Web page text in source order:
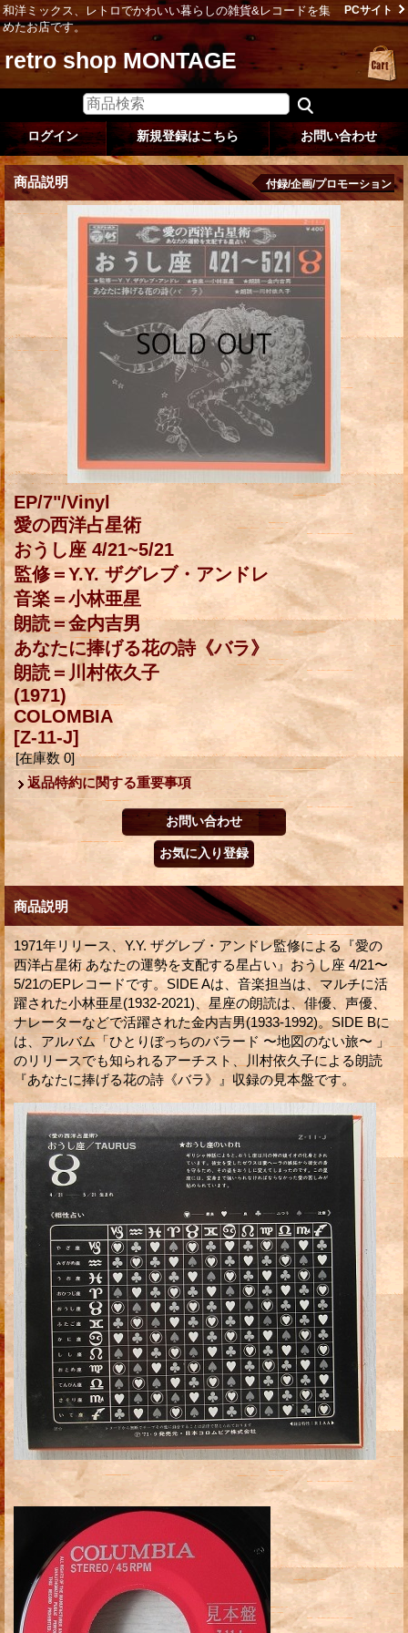
和洋ミックス、レトロでかわいい暮らしの雑貨&レコードを集
めたお店です。
PCサイト
retro shop MONTAGE
ログイン 新規登録はこちら お問い合わせ
商品説明 付録/企画/プロモーション
EP/7"/Vinyl
愛の西洋占星術
おうし座 4/21~5/21
監修＝Y.Y. ザグレブ・アンドレ
音楽＝小林亜星
朗読＝金内吉男
あなたに捧げる花の詩《バラ》
朗読＝川村依久子
(1971)
COLOMBIA
[Z-11-J]
[在庫数 0]
返品特約に関する重要事項
商品説明
1971年リリース、Y.Y. ザグレブ・アンドレ監修による『愛の
西洋占星術 あなたの運勢を支配する星占い』おうし座 4/21〜
5/21のEPレコードです。SIDE Aは、音楽担当は、マルチに活
躍された小林亜星(1932-2021)、星座の朗読は、俳優、声優、
ナレーターなどで活躍された金内吉男(1933-1992)。SIDE Bに
は、アルバム「ひとりぼっちのバラード 〜地図のない旅〜 」
のリリースでも知られるアーチスト、川村依久子による朗読
『あなたに捧げる花の詩《バラ》』収録の見本盤です。